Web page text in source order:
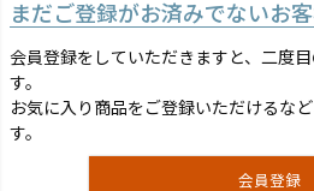
まだご登録がお済みでないお
会員登録をしていただきますと、二度
す。
お気に入り商品をご登録いただけるな
す。
会員登録